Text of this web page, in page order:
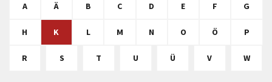
A Ä B C D E F G
H K L M N O Ö P
R S T U Ü V W